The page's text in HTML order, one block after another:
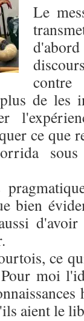
Le
de les
ce que
bien
ce
moi
aient le